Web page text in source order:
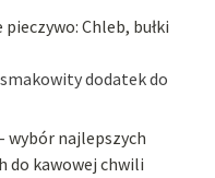
Chleb, bułki
dodatek do
wybór najlepszych
do kawowej chwili